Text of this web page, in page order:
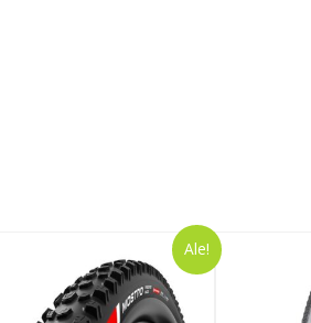
Ale!